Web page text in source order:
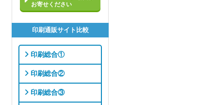
お寄せください
印刷通販サイト比較
印刷総合①
印刷総合②
印刷総合③